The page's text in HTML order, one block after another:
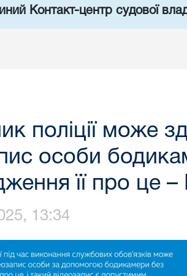
Контакт-центр судової
поліції може
особи
її про це
13:34